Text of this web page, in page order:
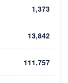
1,373
13,842
111,757